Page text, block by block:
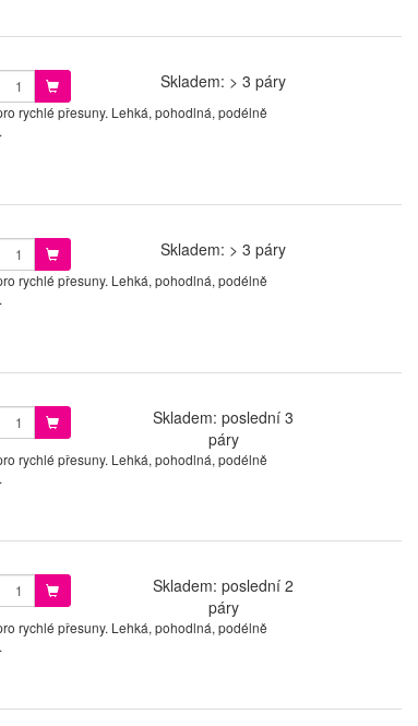
Skladem: > 3 páry
rychlé přesuny. Lehká, pohodlná, podélně
Skladem: > 3 páry
rychlé přesuny. Lehká, pohodlná, podélně
Skladem: poslední 3
páry
rychlé přesuny. Lehká, pohodlná, podélně
Skladem: poslední 2
páry
rychlé přesuny. Lehká, pohodlná, podélně